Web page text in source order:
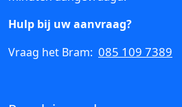
Hulp bij uw aanvraag?
Vraag het Bram: 085 109 7389